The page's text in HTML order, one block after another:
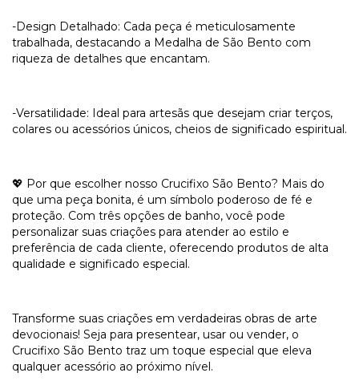
-Design Detalhado: Cada peça é meticulosamente
trabalhada, destacando a Medalha de São Bento com
riqueza de detalhes que encantam.
-Versatilidade: Ideal para artesãs que desejam criar terços,
colares ou acessórios únicos, cheios de significado espiritual.
💖 Por que escolher nosso Crucifixo São Bento? Mais do
que uma peça bonita, é um símbolo poderoso de fé e
proteção. Com três opções de banho, você pode
personalizar suas criações para atender ao estilo e
preferência de cada cliente, oferecendo produtos de alta
qualidade e significado especial.
Transforme suas criações em verdadeiras obras de arte
devocionais! Seja para presentear, usar ou vender, o
Crucifixo São Bento traz um toque especial que eleva
qualquer acessório ao próximo nível.